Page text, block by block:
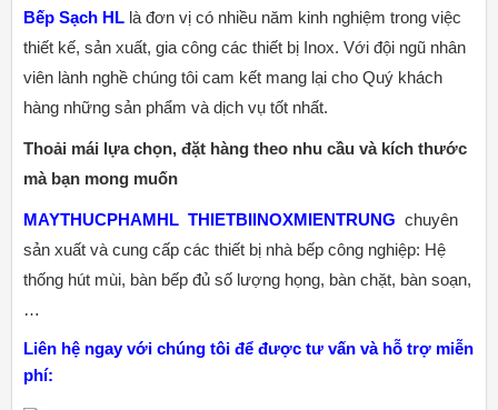
Bếp Sạch HL là đơn vị có nhiều năm kinh nghiệm trong việc
thiết kế, sản xuất, gia công các thiết bị Inox. Với đội ngũ nhân
viên lành nghề chúng tôi cam kết mang lại cho Quý khách
hàng những sản phẩm và dịch vụ tốt nhất.
Thoải mái lựa chọn, đặt hàng theo nhu cầu và kích thước
mà bạn mong muốn
MAYTHUCPHAMHL THIETBIINOXMIENTRUNG chuyên
sản xuất và cung cấp các thiết bị nhà bếp công nghiệp: Hệ
thống hút mùi, bàn bếp đủ số lượng họng, bàn chặt, bàn soạn,
…
Liên hệ ngay với chúng tôi để được tư vấn và hỗ trợ miễn
phí: